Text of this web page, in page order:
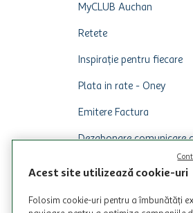
MyCLUB Auchan
Retete
Inspirație pentru fiecare
Plata in rate - Oney
Emitere Factura
Dezabonare comunicare
Acest site utilizează cookie-uri
Folosim cookie-uri pentru a îmbunătăți